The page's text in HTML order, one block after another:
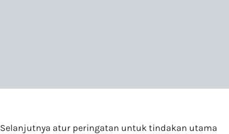
Selanjutnya atur peringatan untuk tindakan utama